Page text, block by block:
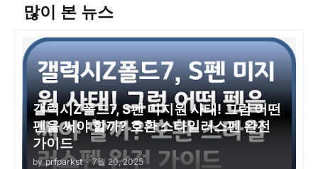
많이 본 뉴스
갤럭시Z폴드7, S펜 미지원 사태! 그럼 어떤
펜을 써야 할까? 호환 스타일러스펜 완전
가이드
by prfparkst - 7월 20, 2025